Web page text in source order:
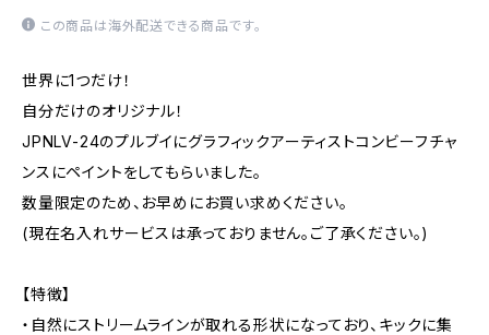
この商品は海外配送できる商品です。
世界に1つだけ！
自分だけのオリジナル！
JPNLV-24のプルブイにグラフィックアーティストコンビーフチャ
ンスにペイントをしてもらいました。
数量限定のため、お早めにお買い求めください。
(現在名入れサービスは承っておりません。ご了承ください。)
【特徴】
・自然にストリームラインが取れる形状になっており、キックに集